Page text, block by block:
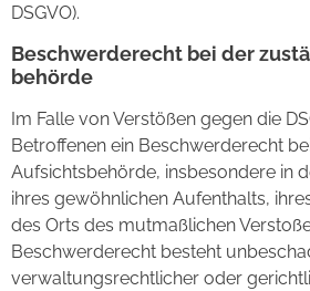
DSGVO).
Beschwerde­recht bei der
behörde
Im Falle von Verstößen gegen die
Betroffenen ein Beschwerderecht
Aufsichtsbehörde, insbesondere in
ihres gewöhnlichen Aufenthalts,
des Orts des mutmaßlichen
Beschwerderecht besteht
verwaltungsrechtlicher oder